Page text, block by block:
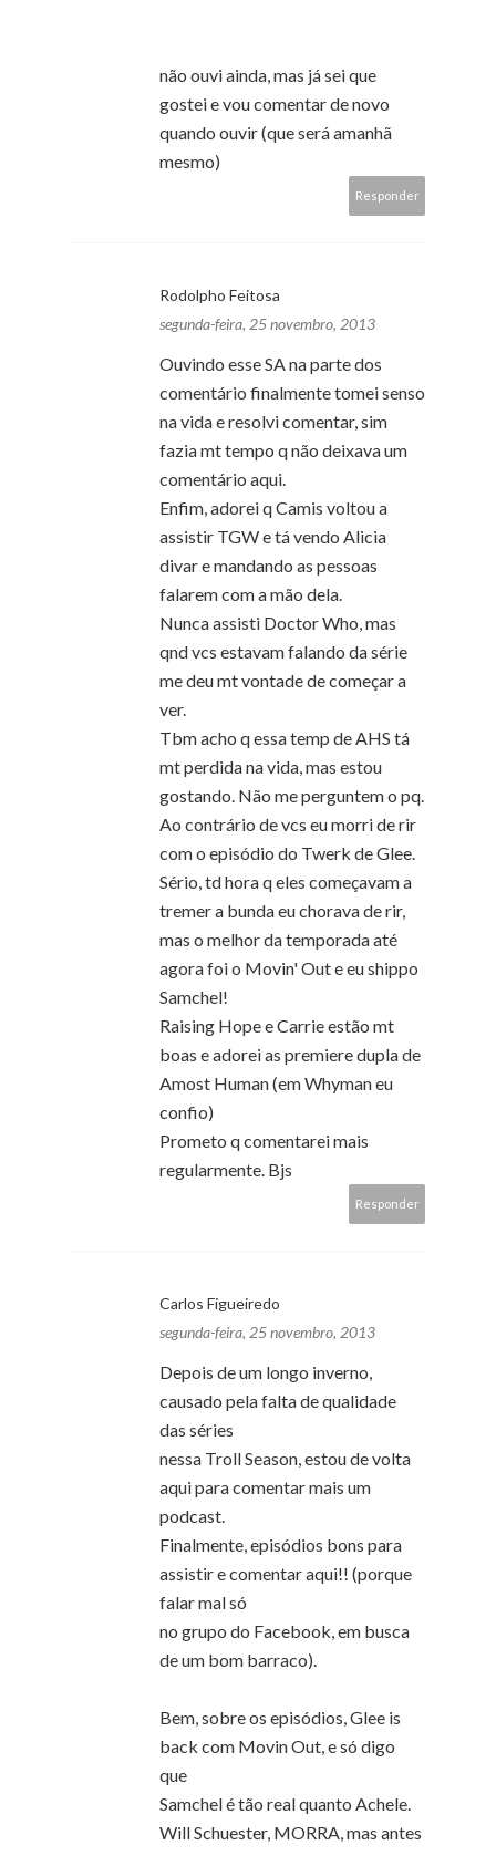
não ouvi ainda, mas já sei que
gostei e vou comentar de novo
quando ouvir (que será amanhã
mesmo)
Responder
Rodolpho Feitosa
segunda-feira, 25 novembro, 2013
Ouvindo esse SA na parte dos
comentário finalmente tomei senso
na vida e resolvi comentar, sim
fazia mt tempo q não deixava um
comentário aqui.
Enfim, adorei q Camis voltou a
assistir TGW e tá vendo Alicia
divar e mandando as pessoas
falarem com a mão dela.
Nunca assisti Doctor Who, mas
qnd vcs estavam falando da série
me deu mt vontade de começar a
ver.
Tbm acho q essa temp de AHS tá
mt perdida na vida, mas estou
gostando. Não me perguntem o pq.
Ao contrário de vcs eu morri de rir
com o episódio do Twerk de Glee.
Sério, td hora q eles começavam a
tremer a bunda eu chorava de rir,
mas o melhor da temporada até
agora foi o Movin' Out e eu shippo
Samchel!
Raising Hope e Carrie estão mt
boas e adorei as premiere dupla de
Amost Human (em Whyman eu
confio)
Prometo q comentarei mais
regularmente. Bjs
Responder
Carlos Figueiredo
segunda-feira, 25 novembro, 2013
Depois de um longo inverno,
causado pela falta de qualidade
das séries
nessa Troll Season, estou de volta
aqui para comentar mais um
podcast.
Finalmente, episódios bons para
assistir e comentar aqui!! (porque
falar mal só
no grupo do Facebook, em busca
de um bom barraco).
Bem, sobre os episódios, Glee is
back com Movin Out, e só digo
que
Samchel é tão real quanto Achele.
Will Schuester, MORRA, mas antes